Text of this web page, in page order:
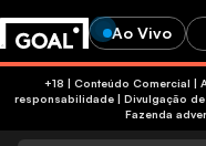
Ao Vivo
+18 | Conteúdo Comercial | Aplicam-se termos e condições | Jogue com
responsabilidade| Divulgação
Fazenda